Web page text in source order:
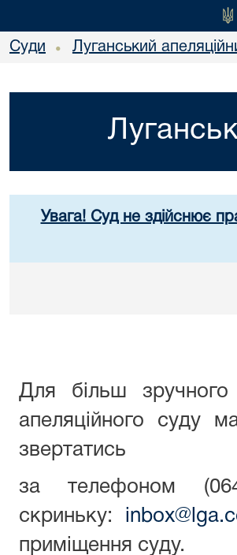
Суди • Луганський
Увага! Суд не здійснює
Для більш зручного
апеляційного суду
звертатись
за телефоном
скриньку:
приміщення суду.